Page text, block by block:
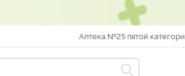
Аптека №25 пятой